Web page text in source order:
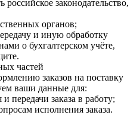
законодательство,
органов;
и иную обработку
о бухгалтерском учёте,
частей
заказов на поставку
ваши данные для:
передачи заказа в работу;
исполнения заказа.